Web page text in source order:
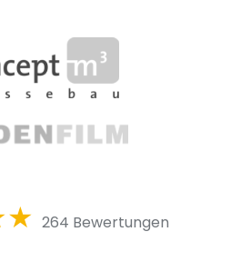
264 Bewertungen